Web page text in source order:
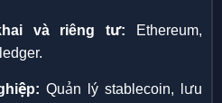
và riêng tư: Ethereum,
Quản lý stablecoin, lưu